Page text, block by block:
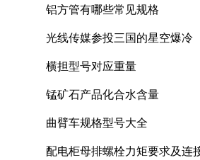
铝方管有哪些常见规格
光线传媒参投三国的星空爆冷
横担型号对应重量
锰矿石产品化合水含量
曲臂车规格型号大全
配电柜母排螺栓力矩要求及连